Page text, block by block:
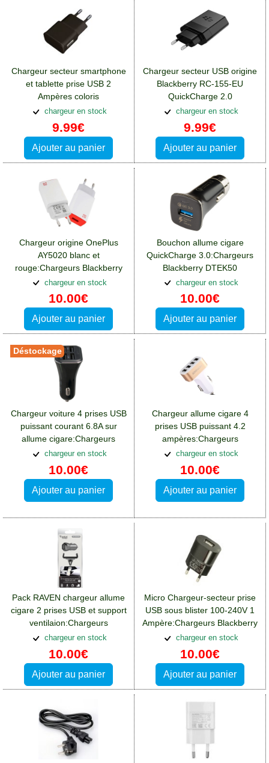
Chargeur secteur smartphone
et tablette prise USB 2
Ampères coloris
noir:Chargeurs Blackberry
DTEK50
chargeur en stock
9.99€
Ajouter au panier
Chargeur secteur USB origine
Blackberry RC-155-EU
QuickCharge 2.0
13,5W:Chargeurs Blackberry
DTEK50
chargeur en stock
9.99€
Ajouter au panier
Chargeur origine OnePlus
AY5020 blanc et
rouge:Chargeurs Blackberry
DTEK50
chargeur en stock
10.00€
Ajouter au panier
Bouchon allume cigare
QuickCharge 3.0:Chargeurs
Blackberry DTEK50
chargeur en stock
10.00€
Ajouter au panier
Chargeur voiture 4 prises USB
puissant courant 6.8A sur
allume cigare:Chargeurs
Blackberry DTEK50
chargeur en stock
10.00€
Ajouter au panier
Déstockage
Chargeur allume cigare 4
prises USB puissant 4.2
ampères:Chargeurs
Blackberry DTEK50
chargeur en stock
10.00€
Ajouter au panier
Pack RAVEN chargeur allume
cigare 2 prises USB et support
ventilaion:Chargeurs
Blackberry DTEK50
chargeur en stock
10.00€
Ajouter au panier
Micro Chargeur-secteur prise
USB sous blister 100-240V 1
Ampère:Chargeurs Blackberry
DTEK50
chargeur en stock
10.00€
Ajouter au panier